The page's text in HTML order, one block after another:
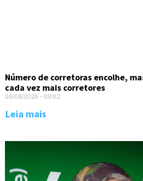
Número de corretoras encolhe,
cada vez mais corretores
06/08/2026 09:02
Leia mais